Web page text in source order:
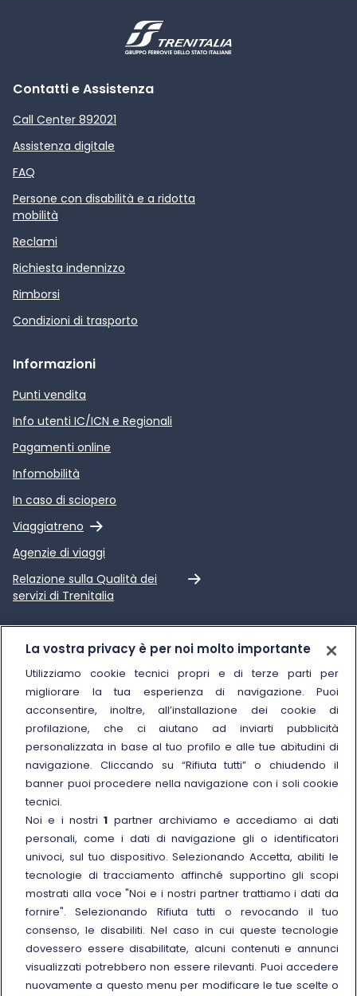
Contatti e Assistenza
Call Center 892021
Assistenza digitale
FAQ
Persone con disabilità e a ridotta
mobilità
Reclami
Richiesta indennizzo
Rimborsi
Condizioni di trasporto
Informazioni
Punti vendita
Info utenti IC/ICN e Regionali
Pagamenti online
Infomobilità
In caso di sciopero
Viaggiatreno
Link esterno
Agenzie di viaggi
Relazione sulla Qualità dei
servizi di Trenitalia
Link esterno
Chi siamo
Sostenibilità
Trenitalia for Business
Manuale di Conservazione
Link esterno
Carriere
Link esterno
La Freccia Mag
Link esterno
Noleggia un treno charter
Viaggi di gruppo
Seguici sui social
La vostra privacy è per noi molto importante
Utilizziamo cookie tecnici propri e di terze parti per
migliorare la tua esperienza di navigazione. Puoi
acconsentire, inoltre, all’installazione dei cookie di
profilazione, che ci aiutano ad inviarti pubblicità
personalizzata in base al tuo profilo e alle tue abitudini di
navigazione. Cliccando su “Rifiuta tutti” o chiudendo il
banner puoi procedere nella navigazione con i soli cookie
tecnici.
Noi e i nostri1 partner archiviamo e accediamo ai dati
personali, come i dati di navigazione gli o identificatori
univoci, sul tuo dispositivo. Selezionando Accetta, abiliti le
tecnologie di tracciamento affinché supportino gli scopi
mostrati alla voce "Noi e i nostri partner trattiamo i dati da
fornire". Selezionando Rifiuta tutti o revocando il tuo
consenso, le disabiliti. Nel caso in cui queste tecnologie
dovessero essere disabilitate, alcuni contenuti e annunci
visualizzati potrebbero non essere rilevanti. Puoi accedere
nuovamente a questo menu per modificare le tue scelte o